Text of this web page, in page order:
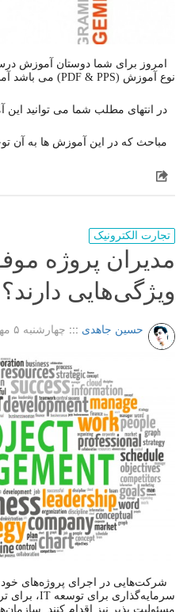
امروز برای شما دوستان آموزش
نوع آموزش (PDF & PPS) می باشد آمده کرده ایم.
در انتهای مطلب شما می توانید این
مباحث که در این آموزش ها به آن
تجارت الکترونیک
مدیران پروژه
ویژگی‌هایی دارند؟
حسین جاهدی ::: چهارشنبه ۵ مهر ۹۱
شرکت‌هایی در اجرای پروژه‌های
سرمایه‌گذاری برای توسعه IT، برای تربیت
مسئولیت پذیر نیز اقدام کنند.